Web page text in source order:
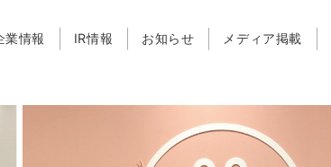
業情報 IR情報 お知らせ メディア掲載